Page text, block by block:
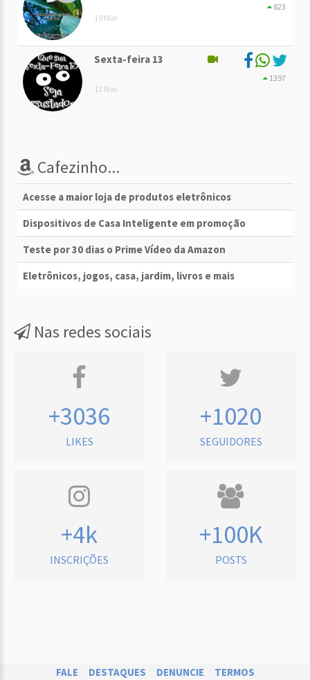
19 Mar
823
Sexta-feira 13
13 Nov
1397
Cafezinho...
Acesse a maior loja de produtos eletrônicos
Dispositivos de Casa Inteligente em promoção
Teste por 30 dias o Prime Vídeo da Amazon
Eletrônicos, jogos, casa, jardim, livros e mais
Nas redes sociais
+3036
LIKES
+1020
SEGUIDORES
+4k
INSCRIÇÕES
+100K
POSTS
FALE DESTAQUES DENUNCIE TERMOS